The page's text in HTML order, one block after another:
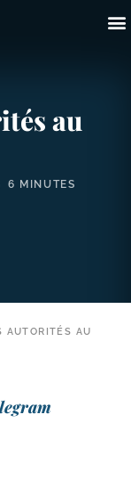
au
6 MINUTES
AUTORITÉS AU